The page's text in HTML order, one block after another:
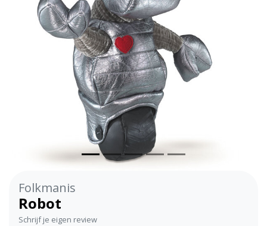
Folkmanis
Robot
Schrijf je eigen review